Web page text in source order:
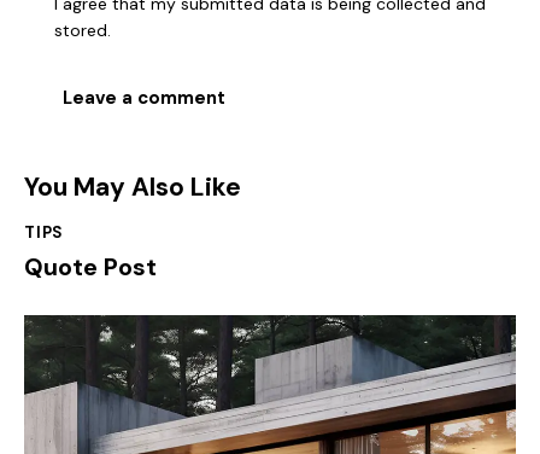
stored.
You May Also Like
TIPS
Quote Post